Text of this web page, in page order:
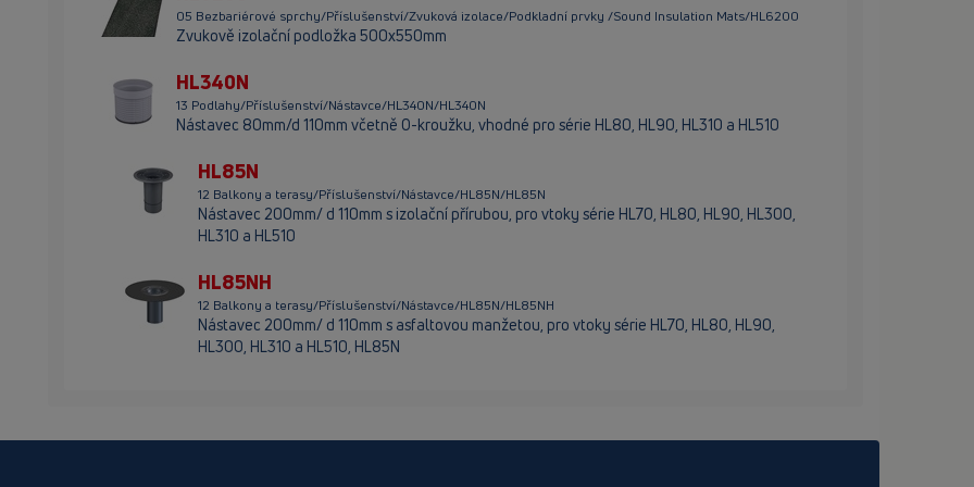
05 Bezbariérové sprchy/Příslušenství/Zvuková izolace/Podkladní prvky /Sound Insulation Mats/HL6200
Zvukově izolační podložka 500x550mm
HL340N
13 Podlahy/Příslušenství/Nástavce/HL340N/HL340N
Nástavec 80mm/d 110mm včetně O-kroužku, vhodné pro série HL80, HL90, HL310 a HL510
HL85N
12 Balkony a terasy/Příslušenství/Nástavce/HL85N/HL85N
Nástavec 200mm/ d 110mm s izolační přírubou, pro vtoky série HL70, HL80, HL90, HL300,
HL310 a HL510
HL85NH
12 Balkony a terasy/Příslušenství/Nástavce/HL85N/HL85NH
Nástavec 200mm/ d 110mm s asfaltovou manžetou, pro vtoky série HL70, HL80, HL90,
HL300, HL310 a HL510, HL85N